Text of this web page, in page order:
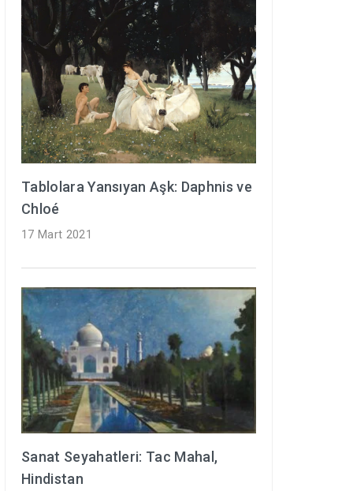
Tablolara Yansıyan Aşk: Daphnis ve
Chloé
17 Mart 2021
Sanat Seyahatleri: Tac Mahal,
Hindistan